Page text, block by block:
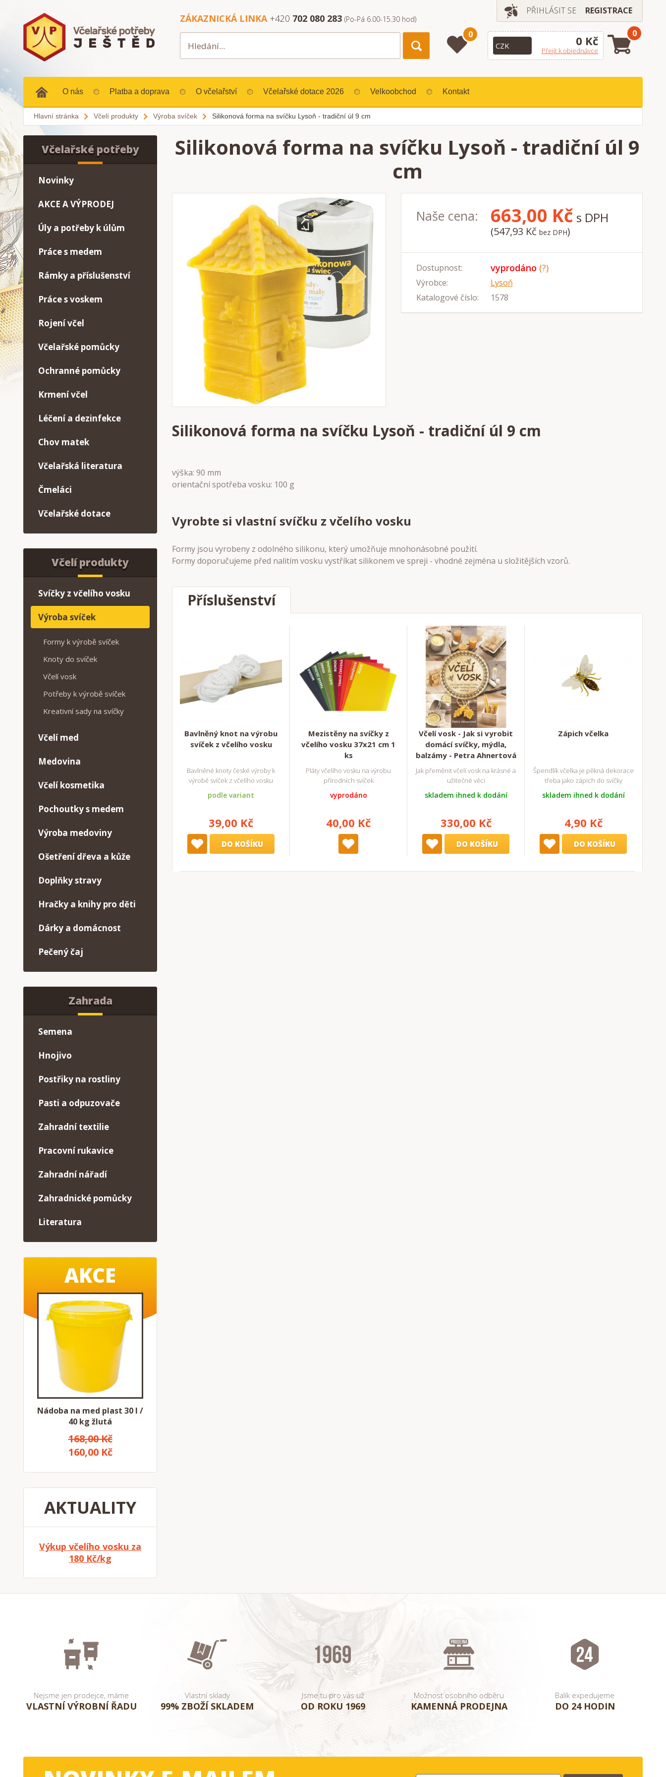
PŘIHLÁSIT SE REGISTRACE
ZÁKAZNICKÁ LINKA +420 702 080 283 (Po-Pá 6.00-15.30 hod)
0 0 Kč
Přejít k objednávce
0
O nás Platba a doprava O včelařství Včelařské dotace 2026 Velkoobchod Kontakt
Hlavní stránka Včelí produkty Výroba svíček Silikonová forma na svíčku Lysoň - tradiční úl 9 cm
Silikonová forma na svíčku Lysoň - tradiční úl 9
cm
Naše cena: 663,00 Kč s DPH
(547,93 Kč bez DPH)
Dostupnost: vyprodáno (?)
Výrobce:
Lysoň
Katalogové číslo:
1578
Silikonová forma na svíčku Lysoň - tradiční úl 9 cm
výška: 90 mm
orientační spotřeba vosku: 100 g
Vyrobte si vlastní svíčku z včelího vosku
Formy jsou vyrobeny z odolného silikonu, který umožňuje mnohonásobné použití.
Formy doporučujeme před nalitím vosku vystříkat silikonem ve spreji - vhodné zejména u složitějších vzorů.
Příslušenství
Bavlněný knot na výrobu
svíček z včelího vosku
Bavlněné knoty české výroby k
výrobě svíček z včelího vosku
podle variant
39,00 Kč
DO KOŠÍKU
Mezistěny na svíčky z
včelího vosku 37x21 cm 1
ks
Pláty včelího vosku na výrobu
přírodních svíček
vyprodáno
40,00 Kč
Včelí vosk - Jak si vyrobit
domácí svíčky, mýdla,
balzámy - Petra Ahnertová
Jak přeměnit včelí vosk na krásné a
užitečné věci
skladem ihned k dodání
330,00 Kč
DO KOŠÍKU
Zápich včelka
Špendlík včelka je pěkná dekorace
třeba jako zápich do svíčky
skladem ihned k dodání
4,90 Kč
DO KOŠÍKU
Včelařské potřeby
Novinky
AKCE A VÝPRODEJ
Úly a potřeby k úlům
Práce s medem
Rámky a příslušenství
Práce s voskem
Rojení včel
Včelařské pomůcky
Ochranné pomůcky
Krmení včel
Léčení a dezinfekce
Chov matek
Včelařská literatura
Čmeláci
Včelařské dotace
Včelí produkty
Svíčky z včelího vosku
Výroba svíček
Formy k výrobě svíček
Knoty do svíček
Včelí vosk
Potřeby k výrobě svíček
Kreativní sady na svíčky
Včelí med
Medovina
Včelí kosmetika
Pochoutky s medem
Výroba medoviny
Ošetření dřeva a kůže
Doplňky stravy
Hračky a knihy pro děti
Dárky a domácnost
Pečený čaj
Zahrada
Semena
Hnojivo
Postřiky na rostliny
Pasti a odpuzovače
Zahradní textilie
Pracovní rukavice
Zahradní nářadí
Zahradnické pomůcky
Literatura
AKCE
Nádoba na med plast 30 l /
40 kg žlutá
168,00 Kč
160,00 Kč
AKTUALITY
Výkup včelího vosku za
180 Kč/kg
Nejsme jen prodejce, máme
VLASTNÍ VÝROBNÍ ŘADU
Vlastní sklady
99% ZBOŽÍ SKLADEM
Jsme tu pro vás už
OD ROKU 1969
Možnost osobního odběru
KAMENNÁ PRODEJNA
Balík expedujeme
DO 24 HODIN